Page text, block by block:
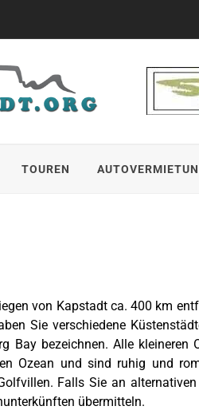
TOUREN
von Kapstadt ca. 400 km
Sie verschiedene
Bay bezeichnen. Alle
Ozean und sind ruhig und
Falls Sie an
übermitteln.